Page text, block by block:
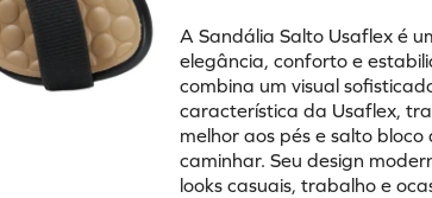
A Sandália Salto Usaflex é
elegância, conforto e
combina um visual
característica da Usaflex,
melhor aos pés e salto
caminhar. Seu design
looks casuais, trabalho e